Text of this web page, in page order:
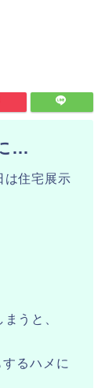
…
は住宅展示
うと、
るハメに